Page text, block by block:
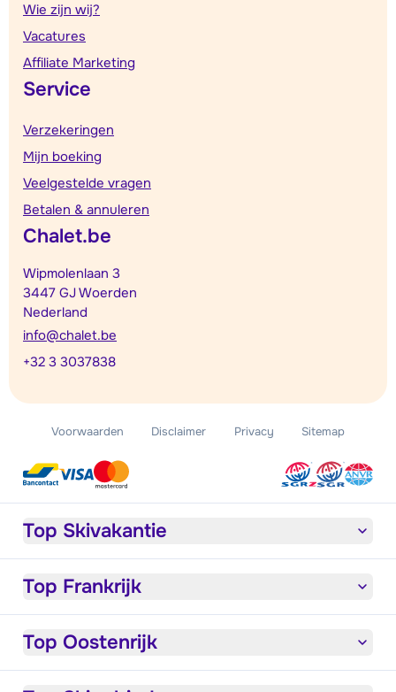
Wie zijn wij?
Vacatures
Affiliate Marketing
Service
Verzekeringen
Mijn boeking
Veelgestelde vragen
Betalen & annuleren
Chalet.be
Wipmolenlaan 3
3447 GJ Woerden
Nederland
info@chalet.be
+32 3 3037838
Voorwaarden Disclaimer Privacy Sitemap
Top Skivakantie
Top Frankrijk
Top Oostenrijk